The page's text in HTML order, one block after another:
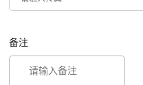
备注